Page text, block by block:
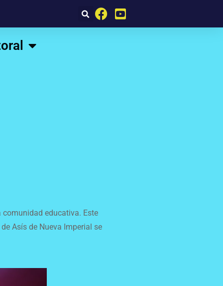
educativa. Este
Asís de Nueva Imperial se